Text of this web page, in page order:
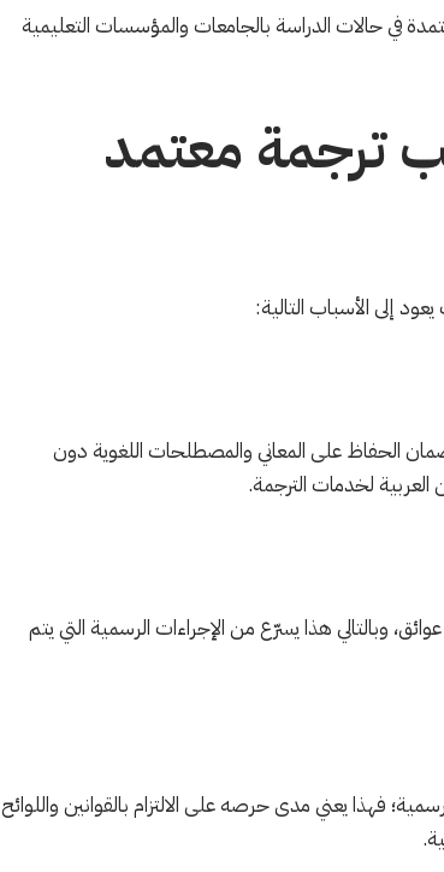
في حالات الدراسة بالجامعات والمؤسسات التعليمية
ترجمة معتمد
إلى الأسباب التالية:
الحفاظ على المعاني والمصطلحات اللغوية دون
لخدمات الترجمة.
وبالتالي هذا يسرّع من الإجراءات الرسمية التي يتم
فهذا يعني مدى حرصه على الالتزام بالقوانين واللوائح